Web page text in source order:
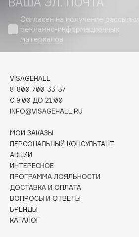
Carmex
Carolina Herrera
Catrice
Chupa Chups
Clarette
Clarins
Clarins Precious
Clinique
Clive Christian
Club De Nuit
Consly
Corimo
CosRX
Согласен на получение рассылки
рекламно-информационных
материалов
VISAGEHALL
8-800-700-33-37
C 9:00 ДО 21:00
INFO@VISAGEHALL.RU
МОИ ЗАКАЗЫ
ПЕРСОНАЛЬНЫЙ КОНСУЛЬТАНТ
АКЦИИ
ИНТЕРЕСНОЕ
ПРОГРАММА ЛОЯЛЬНОСТИ
ДОСТАВКА И ОПЛАТА
ВОПРОСЫ И ОТВЕТЫ
БРЕНДЫ
КАТАЛОГ